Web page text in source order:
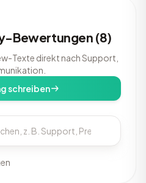
Bewertungen (8)
Texte direkt nach Support,
schreiben